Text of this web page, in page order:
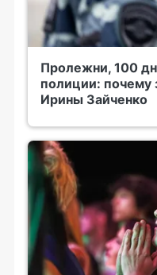
Пролежни, 100
полиции: почему
Ирины Зайченко